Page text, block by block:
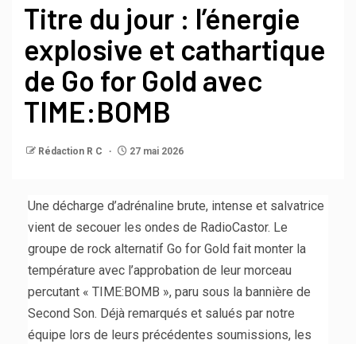
Titre du jour : l’énergie
explosive et cathartique
de Go for Gold avec
TIME:BOMB
Rédaction R C 27 mai 2026
Une décharge d’adrénaline brute, intense et salvatrice
vient de secouer les ondes de RadioCastor. Le
groupe de rock alternatif Go for Gold fait monter la
température avec l’approbation de leur morceau
percutant « TIME:BOMB », paru sous la bannière de
Second Son. Déjà remarqués et salués par notre
équipe lors de leurs précédentes soumissions, les